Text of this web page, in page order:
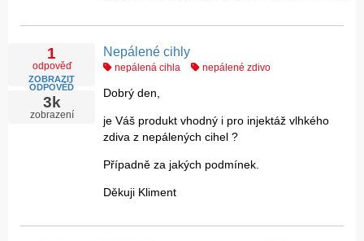
1
odpověď
ZOBRAZIT
ODPOVĚĎ
3k
zobrazení
Nepálené cihly
nepálená cihla nepálené zdivo
Dobrý den,
je Váš produkt vhodný i pro injektáž vlhkého
zdiva z nepálených cihel ?
Případně za jakých podmínek.
Děkuji Kliment